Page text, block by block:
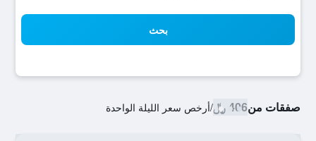
بحث
صفقات من406 ﷼ /أرخص سعر الليلة الواحدة